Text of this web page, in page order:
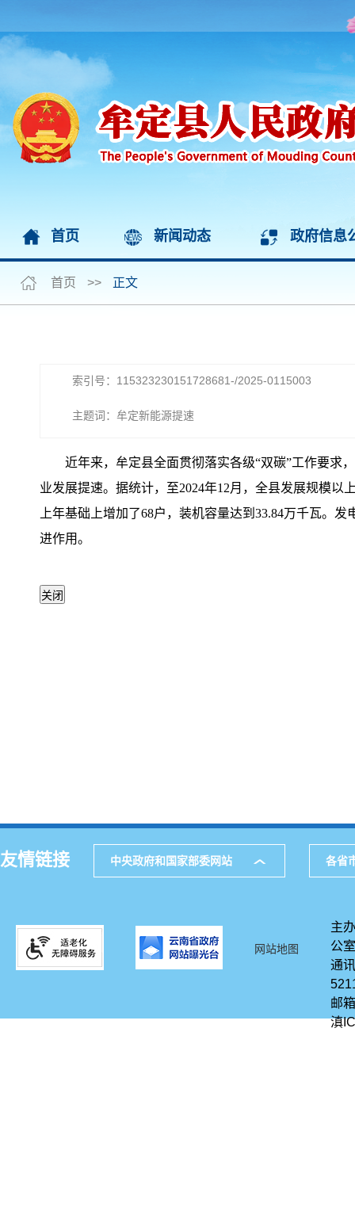
首页 新闻动态 政府信息
首页 >> 正文
索引号：115323230151728681-/2025-0115003
主题词：牟定新能源提速
近年来，牟定县全面贯彻落实各级“双碳”工作要求
业发展提速。据统计，至2024年12月，全县发展规模以
上年基础上增加了68户，装机容量达到33.84万千瓦。
进作用。
友情链接 中央政府和国家部委网站 各省
网站地图
主
公室
通
邮
滇